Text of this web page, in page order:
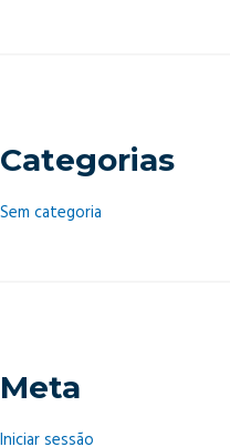
Categorias
Sem categoria
Meta
Iniciar sessão